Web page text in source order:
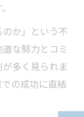
か」という不
な努力とコミ
多く見られま
の成功に直結